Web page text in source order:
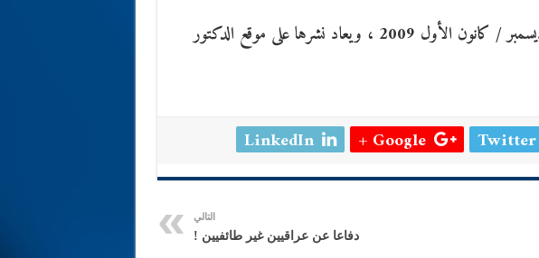
نشرت في الصباح البغدادية ، 17 ديسمبر / كانون الأول 2009 ، ويعاد نشرها على موقع الدكتور
Twitter
Google +
LinkedIn
التالي
دفاعا عن عراقيين غير طائفيين !